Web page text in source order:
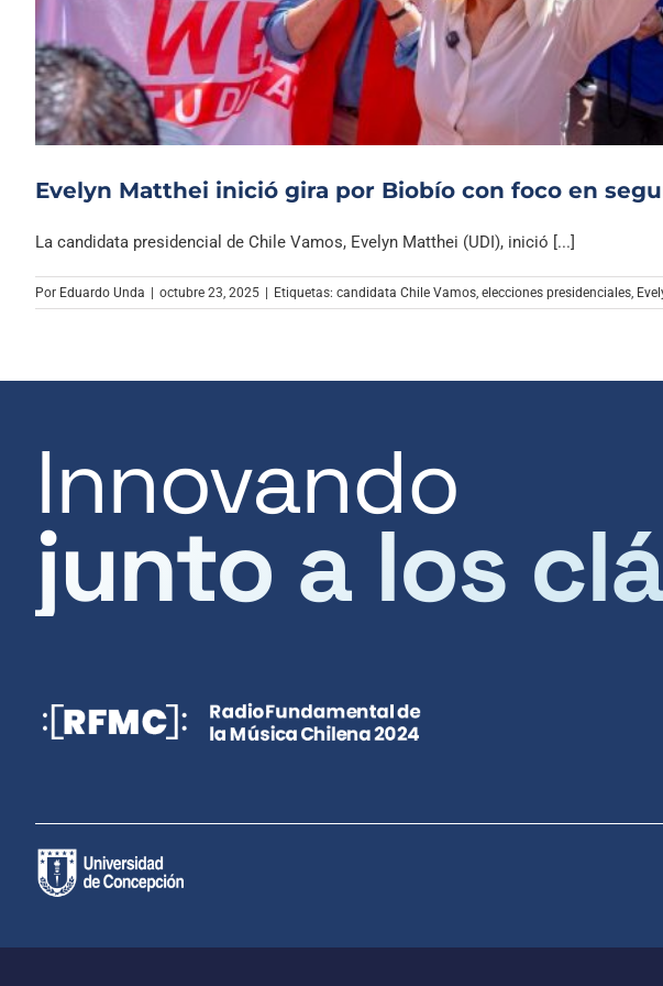
Evelyn Matthei inició gira por Biobío con foco en
La candidata presidencial de Chile Vamos, Evelyn Matthei (UDI), inició [...]
Por Eduardo Unda octubre 23, 2025 Etiquetas: candidata Chile Vamos, elecciones presidenciales,
Innovando
junto a los